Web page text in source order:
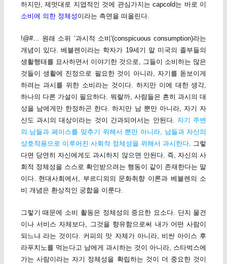
하지만, 제멋대로 지엽적인 것에 관심가지는 capcold는 바로 이
소비에 의한 정체성 이라는 측면을 떠올린다.
!@#… 원래 소위 ‘과시적 소비'(conspicuous consumption)라는
개념이 있다. 베블렌이라는 학자가 19세기 말 미국의 졸부들의
생활행태를 묘사하면서 이야기한 것으로, 그들이 소비하는 많은
것들이 생활에 진정으로 필요한 것이 아니라, 자기를 돋보이게
하려는 과시를 위한 소비라는 것이다. 하지만 이에 대한 생각,
하나의 다른 가설이 필요하다. 뭐랄까, 사람들은 흔히 과시의 대
상을 남에게만 한정하곤 한다. 하지만 남 뿐만 아니라, 자기 자
신도 과시의 대상이라는 것이 간과되어서는 안된다. 자기 주변
의 남들과 페이스를 맞추기 위해서 뿐만 아니라, 남들과 자신의
상호작용으로 이루어진 사회적 정체성을 위해서 과시한다. 그렇
다면 당연히 자신에게도 과시하지 않으면 안된다. 즉, 자신의 사
회적 정체성을 스스로 확인받으려는 행동이 같이 존재한다는 말
이다. 현대사회에서, 부르디외의 문화취향 이론과 베블렌의 소
비 개념은 환상적인 궁합을 이룬다.
그렇기 때문에 소비 활동은 정체성의 중요한 요소다. 단지 물건
이나 서비스 자체보다, 그것을 향유함으로써 내가 어떤 사람이
되느냐 라는 것이다. 커피의 맛 자체가 아니라, 비싼 아이스 후
라푸치노를 먹는다고 남에게 과시하는 것이 아니라, 스타벅스에
가는 사람이라는 자기 정체성을 확립하는 것이 더 중요한 것이